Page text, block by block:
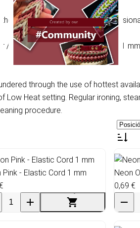
handyman, hobbyist and
50% Rubber Threads. Diameter: 1
through the use of hottest
Heat setting. Regular ironing,
procedure.
Pink - Elastic Cord 1 mm
Neon
0,69 €